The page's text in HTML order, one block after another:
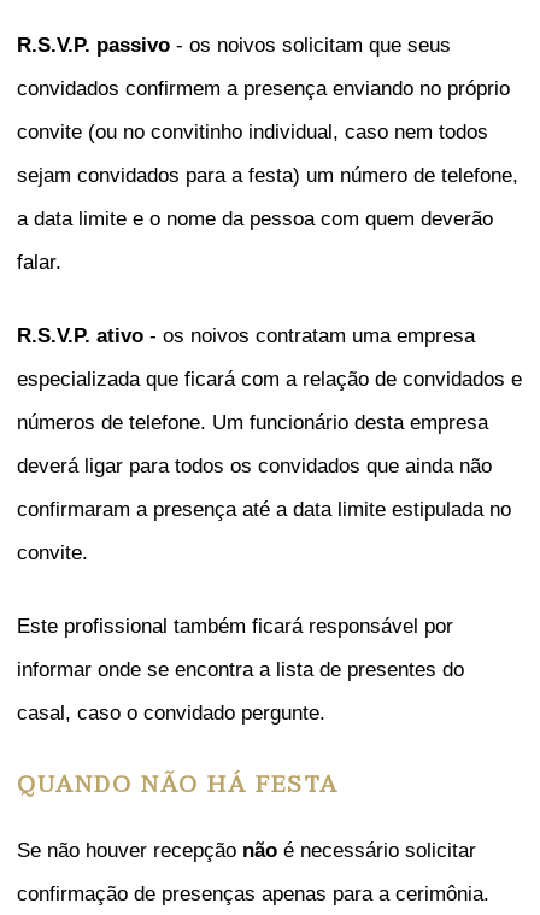
R.S.V.P. passivo- os noivos solicitam que seus
convidados confirmem a presença enviando no próprio
convite (ou no convitinho individual, caso nem todos
sejam convidados para a festa) um número de telefone,
a data limite e o nome da pessoa com quem deverão
falar.
R.S.V.P. ativo - os noivos contratam uma empresa
especializada que ficará com a relação de convidados e
números de telefone. Um funcionário desta empresa
deverá ligar para todos os convidados que ainda não
confirmaram a presença até a data limite estipulada no
convite.
Este profissional também ficará responsável por
informar onde se encontra a lista de presentes do
casal, caso o convidado pergunte.
QUANDO NÃO HÁ FESTA
Se não houver recepção não é necessário solicitar
confirmação de presenças apenas para a cerimônia.